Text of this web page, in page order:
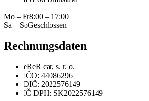
Mo – Fr8:00 – 17:00
Sa – SoGeschlossen
Rechnungsdaten
eReR car, s. r. o.
IČO: 44086296
DIČ: 2022576149
IČ DPH: SK2022576149